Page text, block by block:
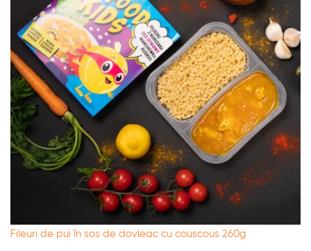
Fileuri de pui în sos de dovleac cu couscous 260g